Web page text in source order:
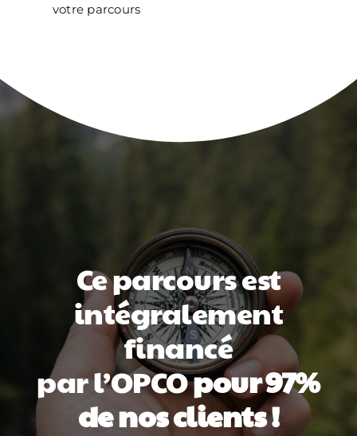
votre parcours
Ce parcours est
intégralement
financé
par l’OPCOpour 97%
de nos clients !